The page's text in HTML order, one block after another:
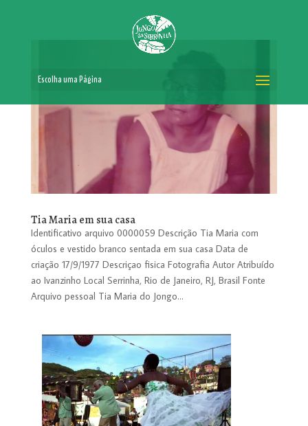
Escolha uma Página
Tia Maria em sua casa
Identificativo arquivo 0000059 Descrição Tia Maria com
óculos e vestido branco sentada em sua casa Data de
criação 17/9/1977 Descriçao fisica Fotografia Autor Atribuído
ao Ivanzinho Local Serrinha, Rio de Janeiro, RJ, Brasil Fonte
Arquivo pessoal Tia Maria do Jongo...